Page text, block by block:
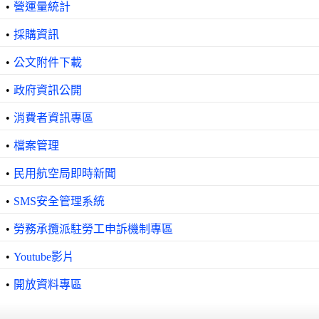
• 營運量統計
• 採購資訊
• 公文附件下載
• 政府資訊公開
• 消費者資訊專區
• 檔案管理
• 民用航空局即時新聞
• SMS安全管理系統
• 勞務承攬派駐勞工申訴機制專區
• Youtube影片
• 開放資料專區